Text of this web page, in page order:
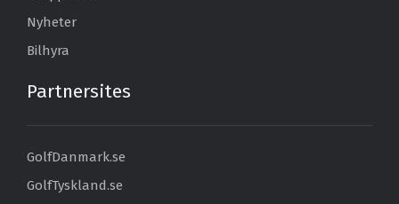
Nyheter
Bilhyra
Partnersites
GolfDanmark.se
GolfTyskland.se